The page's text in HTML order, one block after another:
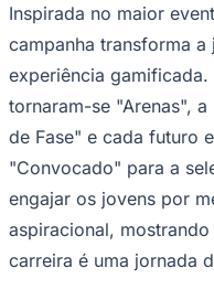
Atletismo
Vôlei
Competições de Futebol
Brasileirão Série A
Paulistão
Copa do Brasil
Libertadores
Sul-Americana
Copa América
Champions League
Inspirada no maior
campanha transforma
experiência
tornaram-se "Arenas",
de Fase" e cada futuro
"Convocado" para a
engajar os jovens por
aspiracional,
carreira é uma jornada